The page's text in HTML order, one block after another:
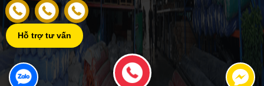
Hỗ trợ tư vấn